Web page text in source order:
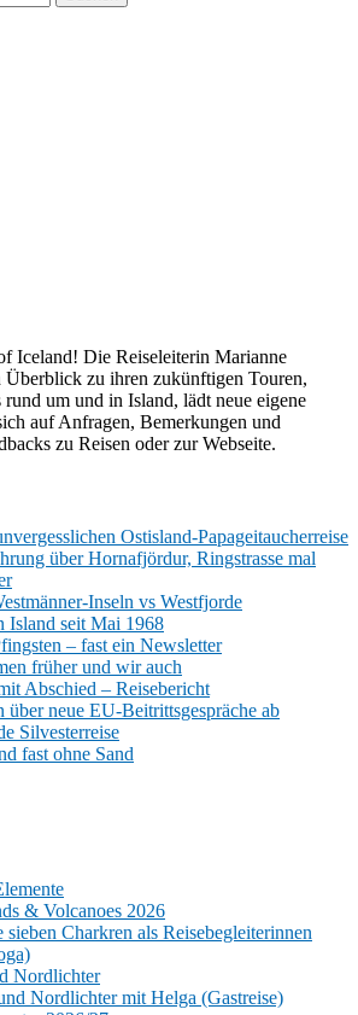
Iceland! Die Reiseleiterin Marianne
zu ihren zukünftigen Touren,
um und in Island, lädt neue eigene
auf Anfragen, Bemerkungen und
zu Reisen oder zur Webseite.
Ostisland-Papageitaucherreise
über Hornafjördur, Ringstrasse mal
Inseln vs Westfjorde
Island seit Mai 1968
– fast ein Newsletter
früher und wir auch
Abschied – Reisebericht
über neue EU-Beitrittsgespräche ab
Silvesterreise
fast ohne Sand
& Volcanoes 2026
sieben Charkren als Reisebegleiterinnen
Nordlichter
Nordlichter mit Helga (Gastreise)